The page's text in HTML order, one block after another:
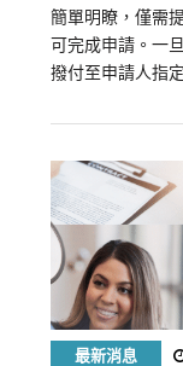
簡單明瞭，僅需
可完成申請。一
撥付至申請人指
最新消息